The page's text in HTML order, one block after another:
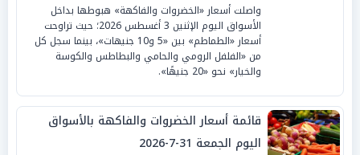
واصلت أسعار «الخضروات والفاكهة» هبوطها بداخل
الأسواق اليوم الإثنين 3 أغسطس 2026؛ حيث تراوحت
أسعار «الطماطم» بين «5 و10 جنيهات»، بينما سجل كل
من «الفلفل الرومي والحامي والبطاطس والكوسة
والخيار» نحو «20 جنيهًا».
قائمة أسعار الخضروات والفاكهة بالأسواق
اليوم الجمعة 31-7-2026